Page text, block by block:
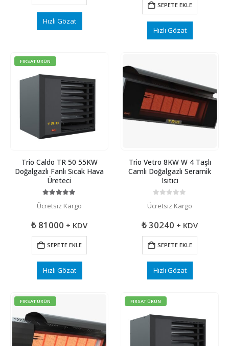
Hızlı Gözat
SEPETE EKLE
Hızlı Gözat
FIRSAT ÜRÜN
Trio Caldo TR 50 55KW
Doğalgazlı Fanlı Sıcak Hava
Üreteci
Ücretsiz Kargo
₺ 81000 + KDV
SEPETE EKLE
Hızlı Gözat
Trio Vetro 8KW W 4 Taşlı
Camlı Doğalgazlı Seramik
Isıtıcı
Ücretsiz Kargo
₺30240 + KDV
SEPETE EKLE
Hızlı Gözat
FIRSAT ÜRÜN FIRSAT ÜRÜN